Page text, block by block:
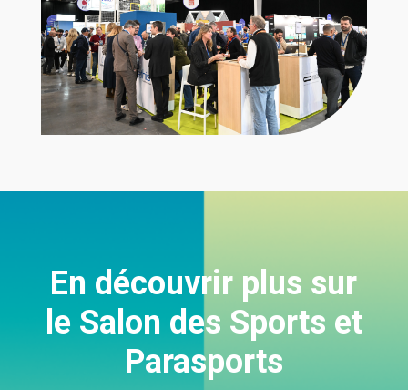
En découvrir plus sur
le Salon des Sports et
Parasports